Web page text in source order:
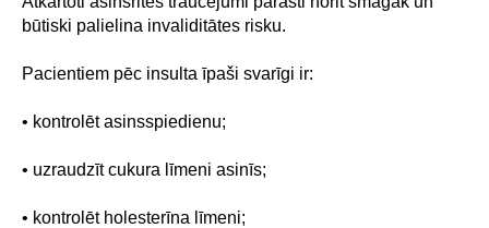
būtiski palielina invaliditātes risku.
Pacientiem pēc insulta īpaši svarīgi ir:
• kontrolēt asinsspiedienu;
• uzraudzīt cukura līmeni asinīs;
• kontrolēt holesterīna līmeni;